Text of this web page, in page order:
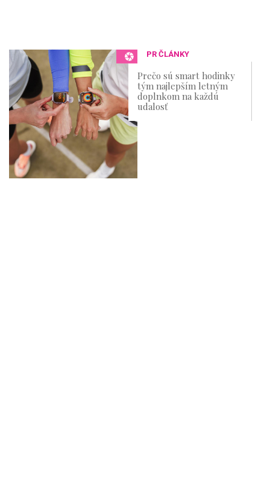
PR ČLÁNKY
Prečo sú smart hodinky
tým najlepším letným
doplnkom na každú
udalosť